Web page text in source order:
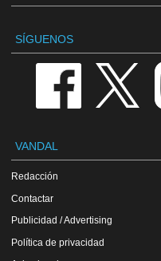
SÍGUENOS
VANDAL
Redacción
Contactar
Publicidad / Advertising
Política de privacidad